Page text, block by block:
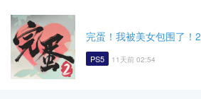
完蛋！我被美女包围了！2
PS5 11天前 02:54